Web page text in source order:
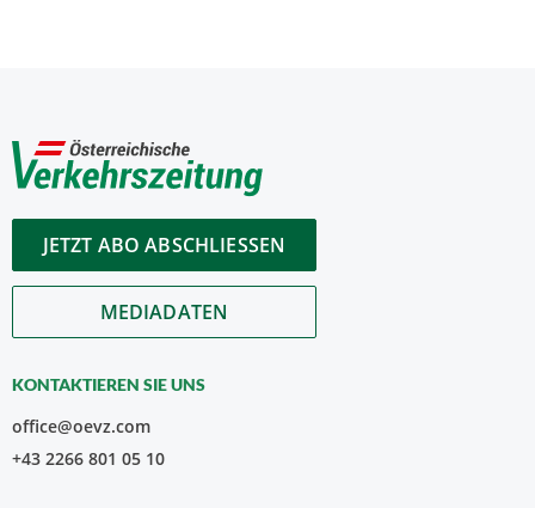
JETZT ABO ABSCHLIESSEN
MEDIADATEN
KONTAKTIEREN SIE UNS
office@oevz.com
+43 2266 801 05 10